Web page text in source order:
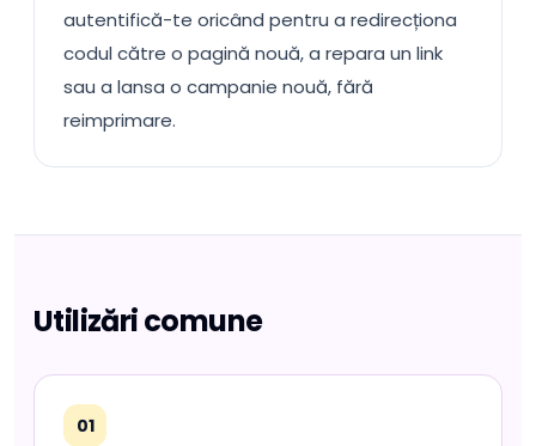
autentifică-te oricând pentru a redirecționa
codul către o pagină nouă, a repara un link
sau a lansa o campanie nouă, fără
reimprimare.
Utilizări comune
01